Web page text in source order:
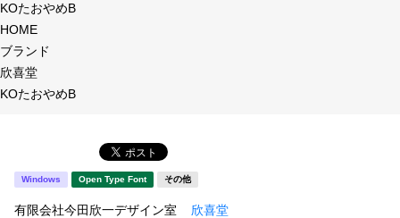
年間ライセンス商品
新着一覧
商品名
タイプフェイス
明朝体
KOたおやめB
HOME
ブランド
欣喜堂
KOたおやめB
Windows Open Type Font その他
有限会社今田欣一デザイン室 欣喜堂